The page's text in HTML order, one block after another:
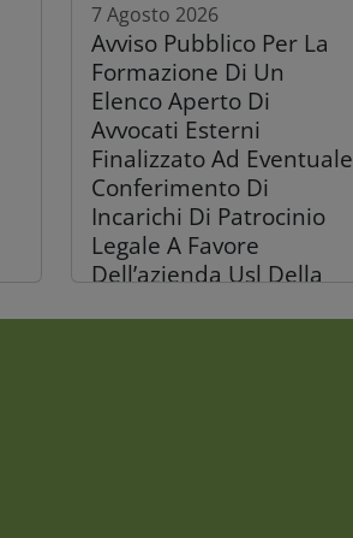
7 Agosto 2026
Avviso Pubblico Per La
Formazione Di Un
Elenco Aperto Di
Avvocati Esterni
Finalizzato Ad Eventuale
Conferimento Di
Incarichi Di Patrocinio
Legale A Favore
Dell’azienda Usl Della